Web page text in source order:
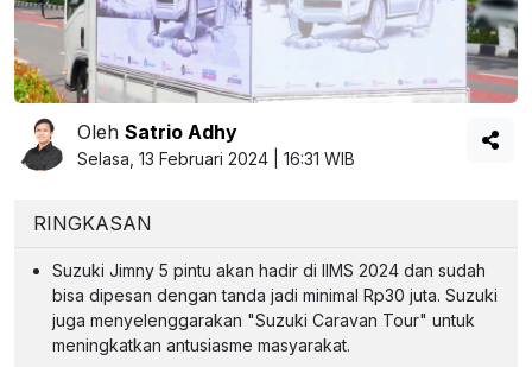
Oleh Satrio Adhy
Selasa, 13 Februari 2024 | 16:31 WIB
RINGKASAN
Suzuki Jimny 5 pintu akan hadir di IIMS 2024 dan sudah
bisa dipesan dengan tanda jadi minimal Rp30 juta. Suzuki
juga menyelenggarakan "Suzuki Caravan Tour" untuk
meningkatkan antusiasme masyarakat.